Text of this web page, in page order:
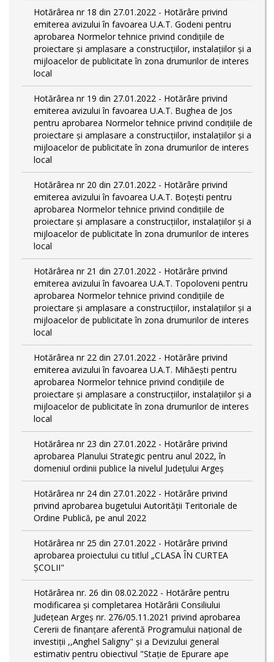
Hotărârea nr 18 din 27.01.2022 - Hotărâre privind
emiterea avizului în favoarea U.A.T. Godeni pentru
aprobarea Normelor tehnice privind condiţiile de
proiectare şi amplasare a construcţiilor, instalaţiilor şi a
mijloacelor de publicitate în zona drumurilor de interes
local
Hotărârea nr 19 din 27.01.2022 - Hotărâre privind
emiterea avizului în favoarea U.A.T. Bughea de Jos
pentru aprobarea Normelor tehnice privind condiţiile de
proiectare şi amplasare a construcţiilor, instalaţiilor şi a
mijloacelor de publicitate în zona drumurilor de interes
local
Hotărârea nr 20 din 27.01.2022 - Hotărâre privind
emiterea avizului în favoarea U.A.T. Boțești pentru
aprobarea Normelor tehnice privind condiţiile de
proiectare şi amplasare a construcţiilor, instalaţiilor şi a
mijloacelor de publicitate în zona drumurilor de interes
local
Hotărârea nr 21 din 27.01.2022 - Hotărâre privind
emiterea avizului în favoarea U.A.T. Topoloveni pentru
aprobarea Normelor tehnice privind condiţiile de
proiectare şi amplasare a construcţiilor, instalaţiilor şi a
mijloacelor de publicitate în zona drumurilor de interes
local
Hotărârea nr 22 din 27.01.2022 - Hotărâre privind
emiterea avizului în favoarea U.A.T. Mihăești pentru
aprobarea Normelor tehnice privind condiţiile de
proiectare şi amplasare a construcţiilor, instalaţiilor şi a
mijloacelor de publicitate în zona drumurilor de interes
local
Hotărârea nr 23 din 27.01.2022 - Hotărâre privind
aprobarea Planului Strategic pentru anul 2022, în
domeniul ordinii publice la nivelul Județului Argeș
Hotărârea nr 24 din 27.01.2022 - Hotărâre privind
privind aprobarea bugetului Autorității Teritoriale de
Ordine Publică, pe anul 2022
Hotărârea nr 25 din 27.01.2022 - Hotărâre privind
aprobarea proiectului cu titlul „CLASA ÎN CURTEA
ȘCOLII"
Hotărârea nr. 26 din 08.02.2022 - Hotărâre pentru
modificarea și completarea Hotărârii Consiliului
Județean Argeș nr. 276/05.11.2021 privind aprobarea
Cererii de finanțare aferentă Programului național de
investiții ,,Anghel Saligny" și a Devizului general
estimativ pentru obiectivul "Stație de Epurare ape